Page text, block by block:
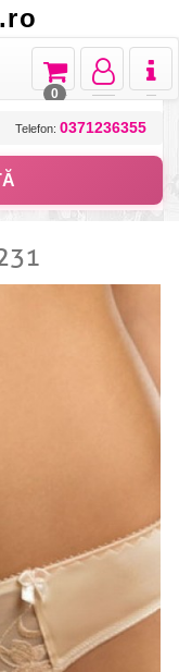
Toggle
Toggle
navigation
Toggle
navigation
0
Telefon: 0371236355